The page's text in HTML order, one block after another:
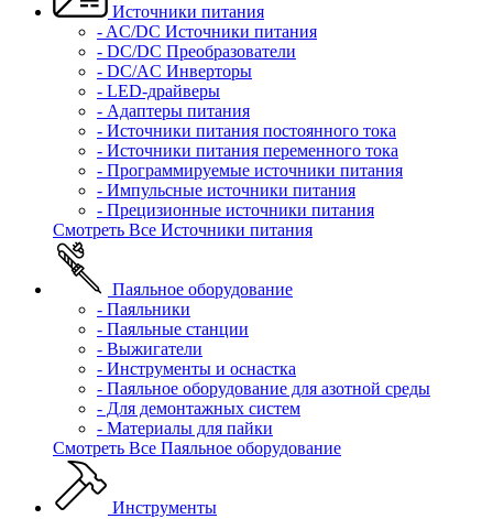
Источники питания
- AC/DC Источники питания
- DC/DC Преобразователи
- DC/AC Инверторы
- LED-драйверы
- Адаптеры питания
- Источники питания постоянного тока
- Источники питания переменного тока
- Программируемые источники питания
- Импульсные источники питания
- Прецизионные источники питания
Смотреть Все Источники питания
Паяльное оборудование
- Паяльники
- Паяльные станции
- Выжигатели
- Инструменты и оснастка
- Паяльное оборудование для азотной среды
- Для демонтажных систем
- Материалы для пайки
Смотреть Все Паяльное оборудование
Инструменты